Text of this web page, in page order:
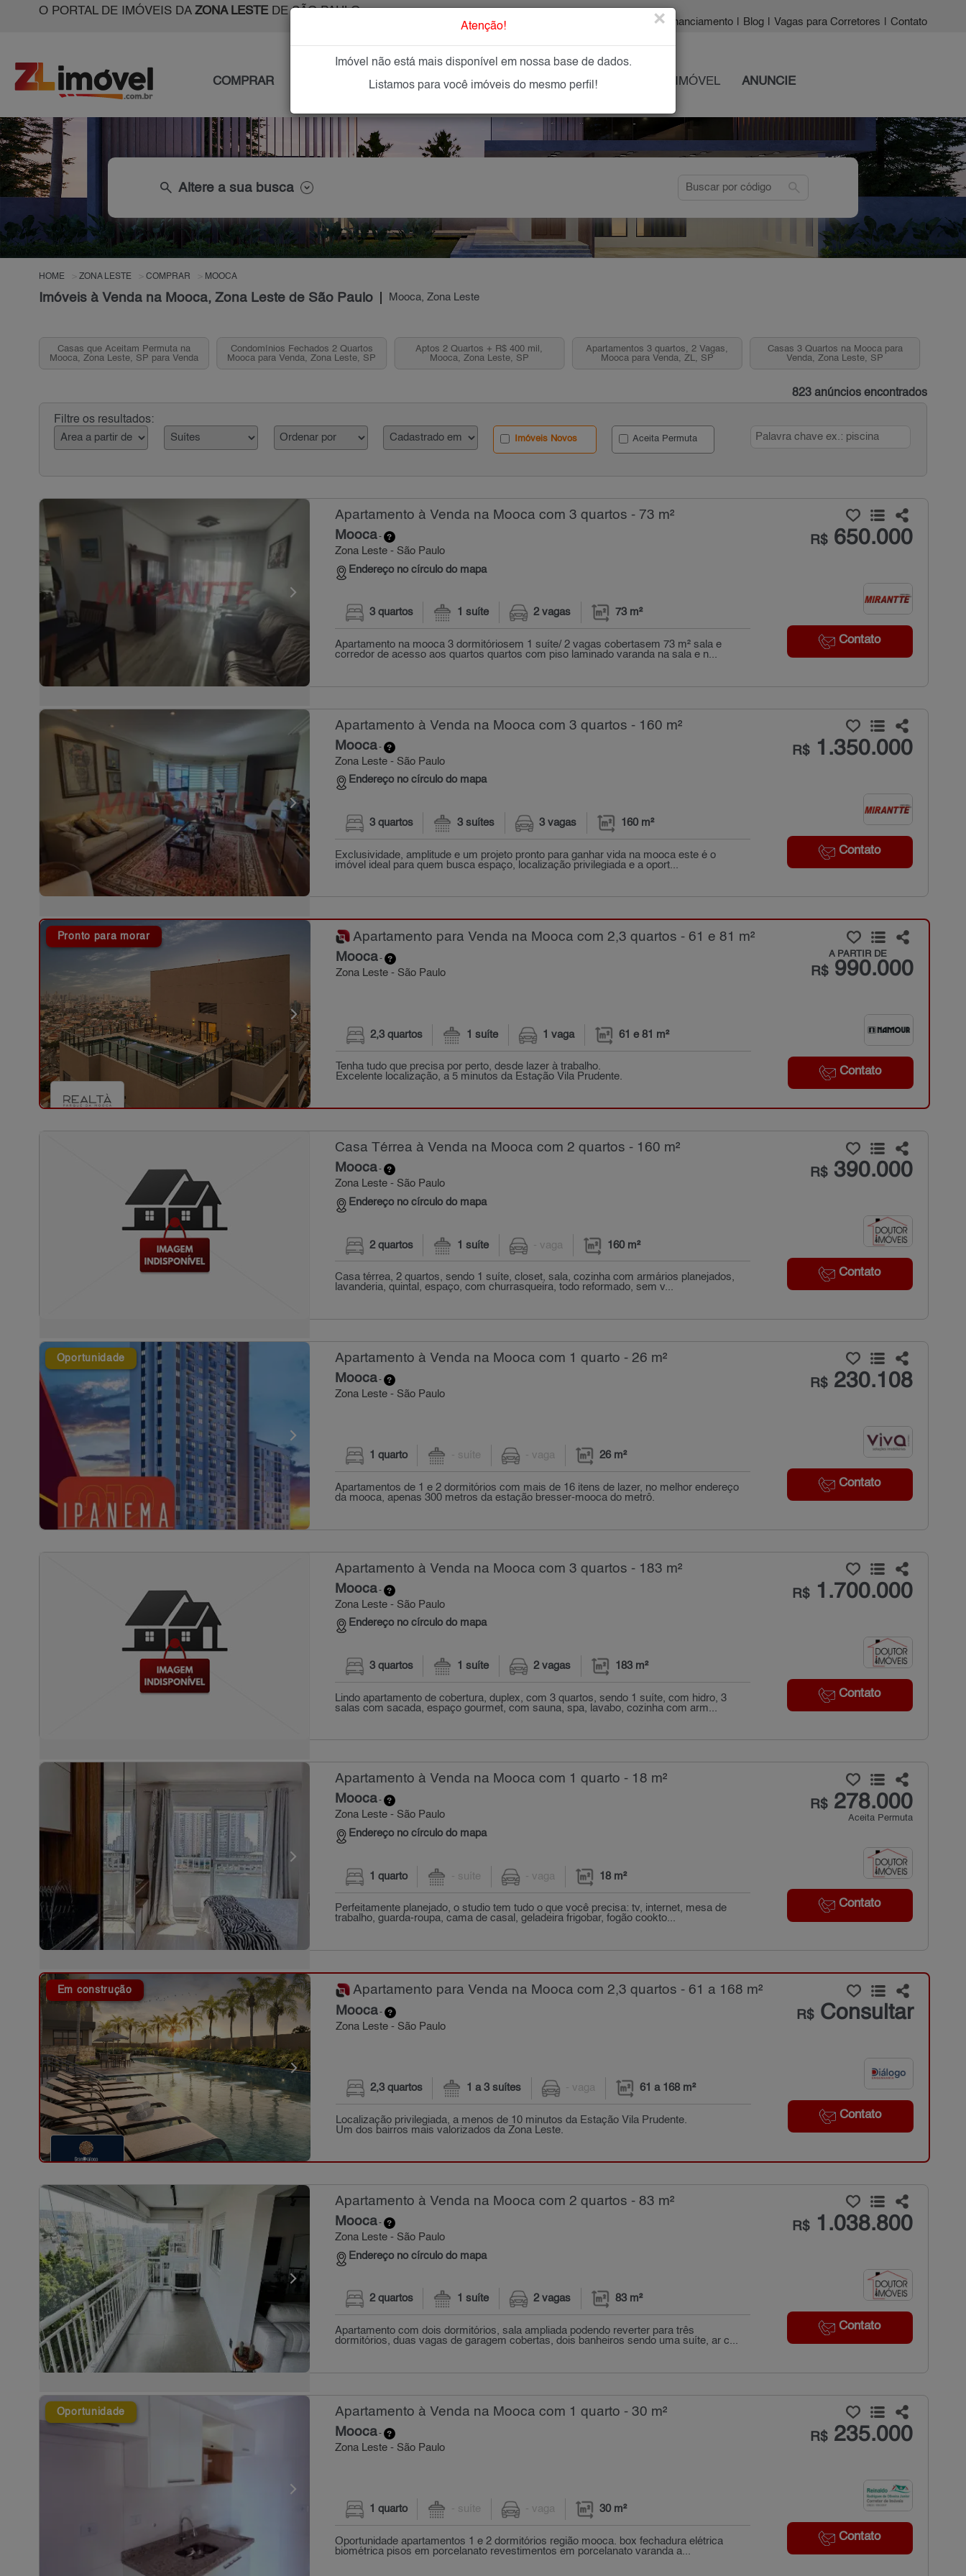
O PORTAL DE IMÓVEIS DA ZONA LESTEDE SÃO PAULO
| Financiamento Blog Vagas para Corretores Contato
COMPRAR IMÓVEIS NOVOS IMOBILIÁRIAS OFEREÇA SEU IMÓVEL ANUNCIE
search Altere a sua busca search
HOME ZONA LESTE COMPRAR MOOCA
Imóveis à Venda na Mooca, Zona Leste de São Paulo Mooca, Zona Leste
Casas que Aceitam Permuta na
Mooca, Zona Leste, SP para Venda
Condomínios Fechados 2 Quartos
Mooca para Venda, Zona Leste, SP
Aptos 2 Quartos + R$ 400 mil,
Mooca, Zona Leste, SP
Apartamentos 3 quartos, 2 Vagas,
Mooca para Venda, ZL, SP
Casas 3 Quartos na Mooca para
Venda, Zona Leste, SP
823 anúncios encontrados
Filtre os resultados:
Imóveis Novos Aceita Permuta
Apartamento à Venda na Mooca com 3 quartos - 73 m²
Mooca-
Zona Leste - São Paulo
Endereço no círculo do mapa
R$650.000
Contato
3 quartos 1 suíte 2 vagas 73 m²
Apartamento na mooca 3 dormitóriosem 1 suíte/ 2 vagas cobertasem 73 m² sala e
corredor de acesso aos quartos quartos com piso laminado varanda na sala e n...
Apartamento à Venda na Mooca com 3 quartos - 160 m²
Mooca-
Zona Leste - São Paulo
Endereço no círculo do mapa
R$1.350.000
Contato
3 quartos 3 suítes 3 vagas 160 m²
Exclusividade, amplitude e um projeto pronto para ganhar vida na mooca este é o
imóvel ideal para quem busca espaço, localização privilegiada e a oport...
Pronto para morar Apartamento para Venda na Mooca com 2,3 quartos - 61 e 81 m²
Mooca-
Zona Leste - São Paulo
A PARTIR DE
R$990.000
Contato
2,3 quartos 1 suíte 1 vaga 61 e 81 m²
Tenha tudo que precisa por perto, desde lazer à trabalho.
Excelente localização, a 5 minutos da Estação Vila Prudente.
Casa Térrea à Venda na Mooca com 2 quartos - 160 m²
Mooca-
Zona Leste - São Paulo
Endereço no círculo do mapa
R$390.000
Contato
2 quartos 1 suíte - vaga 160 m²
Casa térrea, 2 quartos, sendo 1 suíte, closet, sala, cozinha com armários planejados,
lavanderia, quintal, espaço, com churrasqueira, todo reformado, sem v...
Oportunidade Apartamento à Venda na Mooca com 1 quarto - 26 m²
Mooca-
Zona Leste - São Paulo
R$230.108
Contato
1 quarto - suíte - vaga 26 m²
Apartamentos de 1 e 2 dormitórios com mais de 16 itens de lazer, no melhor endereço
da mooca, apenas 300 metros da estação bresser-mooca do metrô.
Apartamento à Venda na Mooca com 3 quartos - 183 m²
Mooca-
Zona Leste - São Paulo
Endereço no círculo do mapa
R$1.700.000
Contato
3 quartos 1 suíte 2 vagas 183 m²
Lindo apartamento de cobertura, duplex, com 3 quartos, sendo 1 suíte, com hidro, 3
salas com sacada, espaço gourmet, com sauna, spa, lavabo, cozinha com arm...
Apartamento à Venda na Mooca com 1 quarto - 18 m²
Mooca-
Zona Leste - São Paulo
Endereço no círculo do mapa
R$278.000
Aceita Permuta
Contato
1 quarto - suíte - vaga 18 m²
Perfeitamente planejado, o studio tem tudo o que você precisa: tv, internet, mesa de
trabalho, guarda-roupa, cama de casal, geladeira frigobar, fogão cookto...
Em construção Apartamento para Venda na Mooca com 2,3 quartos - 61 a 168 m²
Mooca-
Zona Leste - São Paulo
R$Consultar
Contato
2,3 quartos 1 a 3 suítes - vaga 61 a 168 m²
Localização privilegiada, a menos de 10 minutos da Estação Vila Prudente.
Um dos bairros mais valorizados da Zona Leste.
Apartamento à Venda na Mooca com 2 quartos - 83 m²
Mooca-
Zona Leste - São Paulo
Endereço no círculo do mapa
R$1.038.800
Contato
2 quartos 1 suíte 2 vagas 83 m²
Apartamento com dois dormitórios, sala ampliada podendo reverter para três
dormitórios, duas vagas de garagem cobertas, dois banheiros sendo uma suíte, ar c...
Oportunidade Apartamento à Venda na Mooca com 1 quarto - 30 m²
Mooca-
Zona Leste - São Paulo
R$235.000
Contato
1 quarto - suíte - vaga 30 m²
Oportunidade apartamentos 1 e 2 dormitórios região mooca. box fechadura elétrica
biométrica pisos em porcelanato revestimentos em porcelanato varanda a...
Atenção! ×
Imóvel não está mais disponível em nossa base de dados.
Listamos para você imóveis do mesmo perfil!